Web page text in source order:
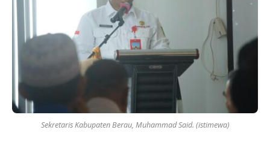
Sekretaris Kabupaten Berau, Muhammad Said. (istimewa)